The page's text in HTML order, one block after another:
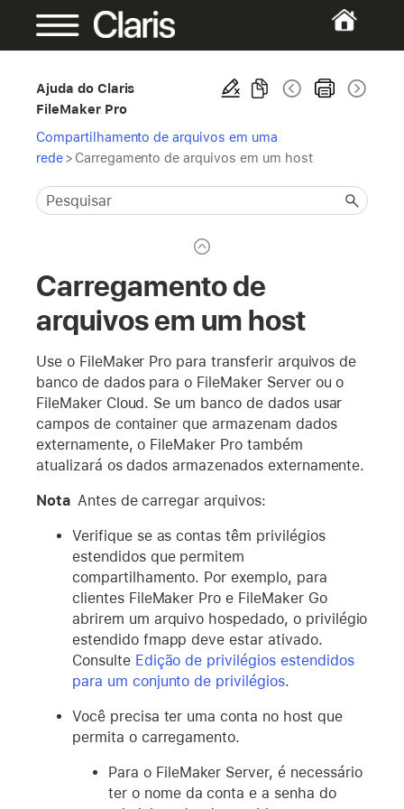
Ajuda do Claris
FileMaker Pro
Compartilhamento de arquivos em uma
rede> Carregamento de arquivos em um host
Carregamento de
arquivos em um host
Use o FileMaker Pro para transferir arquivos de
banco de dados para o FileMaker Server ou o
FileMaker Cloud. Se um banco de dados usar
campos de container que armazenam dados
externamente, o FileMaker Pro também
atualizará os dados armazenados externamente.
Nota Antes de carregar arquivos:
Verifique se as contas têm privilégios
estendidos que permitem
compartilhamento. Por exemplo, para
clientes FileMaker Pro e FileMaker Go
abrirem um arquivo hospedado, o privilégio
estendido fmapp deve estar ativado.
Consulte Edição de privilégios estendidos
para um conjunto de privilégios.
Você precisa ter uma conta no host que
permita o carregamento.
Para o FileMaker Server, é necessário
ter o nome da conta e a senha do